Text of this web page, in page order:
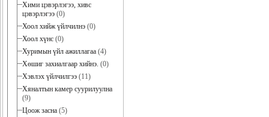
Хими цэвэрлэгээ, хивс
цэвэрлэгээ (0)
Хоол хийж үйлчилнэ (0)
Хоол хүнс (0)
Хуримын үйл ажиллагаа (4)
Хөшиг захиалгаар хийнэ. (0)
Хэвлэх үйлчилгээ (11)
Хяналтын камер суурилуулна
(9)
Цоож засна (5)